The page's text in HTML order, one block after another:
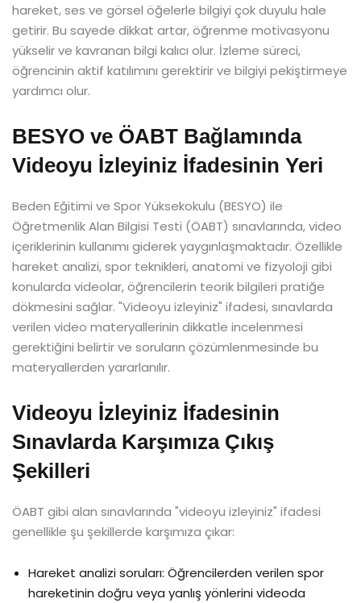
hareket, ses ve görsel öğelerle bilgiyi çok duyulu hale
getirir. Bu sayede dikkat artar, öğrenme motivasyonu
yükselir ve kavranan bilgi kalıcı olur. İzleme süreci,
öğrencinin aktif katılımını gerektirir ve bilgiyi pekiştirmeye
yardımcı olur.
BESYO ve ÖABT Bağlamında
Videoyu İzleyiniz İfadesinin Yeri
Beden Eğitimi ve Spor Yüksekokulu (BESYO) ile
Öğretmenlik Alan Bilgisi Testi (ÖABT) sınavlarında, video
içeriklerinin kullanımı giderek yaygınlaşmaktadır. Özellikle
hareket analizi, spor teknikleri, anatomi ve fizyoloji gibi
konularda videolar, öğrencilerin teorik bilgileri pratiğe
dökmesini sağlar. "Videoyu izleyiniz" ifadesi, sınavlarda
verilen video materyallerinin dikkatle incelenmesi
gerektiğini belirtir ve soruların çözümlenmesinde bu
materyallerden yararlanılır.
Videoyu İzleyiniz İfadesinin
Sınavlarda Karşımıza Çıkış
Şekilleri
ÖABT gibi alan sınavlarında "videoyu izleyiniz" ifadesi
genellikle şu şekillerde karşımıza çıkar:
Hareket analizi soruları: Öğrencilerden verilen spor
hareketinin doğru veya yanlış yönlerini videoda